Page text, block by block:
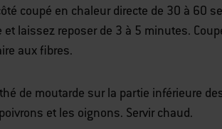
coupé en chaleur directe de 30 à 60
et laissez reposer de 3 à 5 minutes.
aux fibres.
de moutarde sur la partie inférieure
et les oignons. Servir chaud.